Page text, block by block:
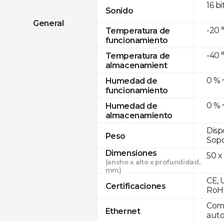
General
Sonido
Temperatura de
funcionamiento
Temperatura de
almacenamient
Humedad de
funcionamiento
Humedad de
almacenamiento
Peso
Dimensiones
(ancho x alto x profundidad,
mm)
Certificaciones
Ethernet
16
-20
-40
0 %
0 %
50 x
CE,